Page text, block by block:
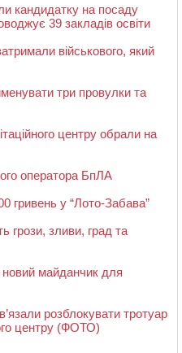
кандидатку на посаду
39 закладів освіти
військового, який
три провулки та
центру обрали на
оператора БпЛА
гривень у “Лото-Забава”
грози, зливи, град та
майданчик для
розблокувати тротуар
центру (ФОТО)